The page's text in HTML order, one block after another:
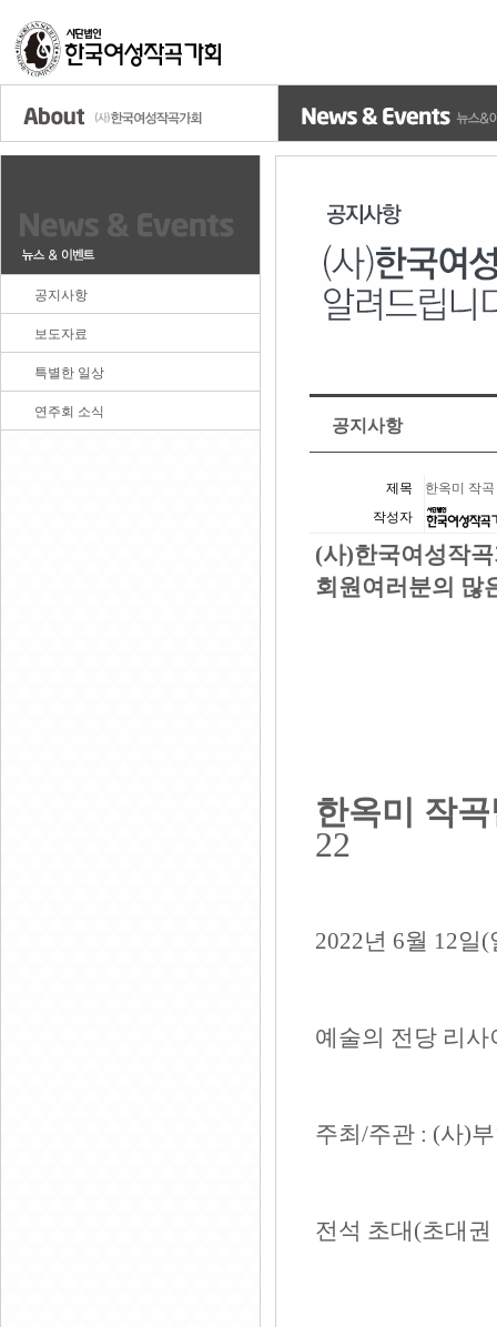
공지사항
보도자료
특별한 일상
연주회 소식
공지사항
제목
한옥미 작
작성자
(사)한국여성작
회원여러분의 많
한옥미 작
22
2022년 6월 12일(
예술의 전당 리사
주최 /주관 : (사)
전석 초대 (초대